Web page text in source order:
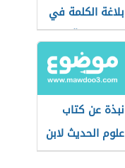
بلاغة الكلمة في
التعبير القرآني
نبذة عن كتاب
علوم الحديث لابن
الصلاح